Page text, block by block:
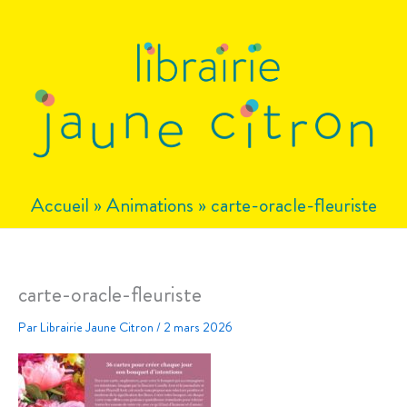
Accueil »Animations » carte-oracle-fleuriste
carte-oracle-fleuriste
ParLibrairie Jaune Citron/2 mars 2026